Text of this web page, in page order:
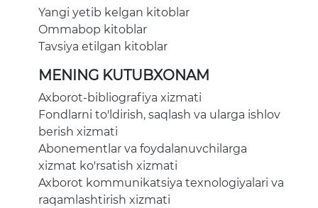
Yangi yetib kelgan kitoblar
Ommabop kitoblar
Tavsiya etilgan kitoblar
MENING KUTUBXONAM
Axborot-bibliografiya xizmati
Fondlarni to'ldirish, saqlash va ularga ishlov
berish xizmati
Abonementlar va foydalanuvchilarga
xizmat ko'rsatish xizmati
Axborot kommunikatsiya texnologiyalari va
raqamlashtirish xizmati